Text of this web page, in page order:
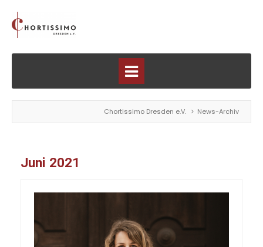
Chortissimo Dresden e.V. News-Archiv
Juni 2021